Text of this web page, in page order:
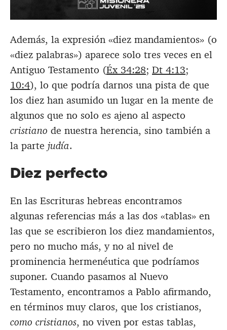
Además, la expresión «diez mandamientos» (o
«diez palabras») aparece solo tres veces en el
Antiguo Testamento (Éx 34:28; Dt 4:13;
10:4), lo que podría darnos una pista de que
los diez han asumido un lugar en la mente de
algunos que no solo es ajeno al aspecto
cristiano de nuestra herencia, sino también a
la parte judía.
Diez perfecto
En las Escrituras hebreas encontramos
algunas referencias más a las dos «tablas» en
las que se escribieron los diez mandamientos,
pero no mucho más, y no al nivel de
prominencia hermenéutica que podríamos
suponer. Cuando pasamos al Nuevo
Testamento, encontramos a Pablo afirmando,
en términos muy claros, que los cristianos,
como cristianos, no viven por estas tablas,